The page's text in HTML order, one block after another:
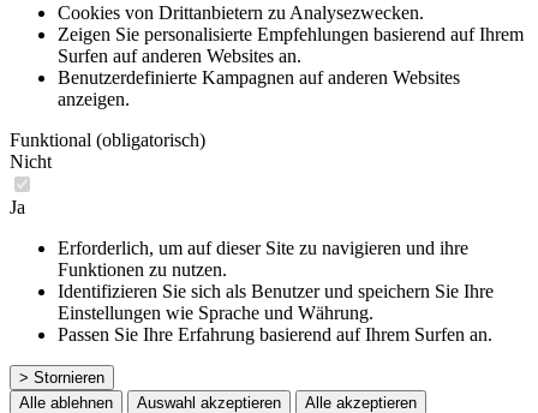
Cookies von Drittanbietern zu Analysezwecken.
Zeigen Sie personalisierte Empfehlungen basierend auf Ihrem
Surfen auf anderen Websites an.
Benutzerdefinierte Kampagnen auf anderen Websites
anzeigen.
Funktional (obligatorisch)
Nicht
Ja
Erforderlich, um auf dieser Site zu navigieren und ihre
Funktionen zu nutzen.
Identifizieren Sie sich als Benutzer und speichern Sie Ihre
Einstellungen wie Sprache und Währung.
Passen Sie Ihre Erfahrung basierend auf Ihrem Surfen an.
> Stornieren
Alle ablehnen
Auswahl akzeptieren Alle akzeptieren